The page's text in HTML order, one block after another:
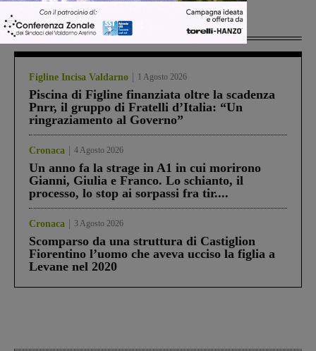
Più lette
Figline Incisa Valdarno 1 Agosto 2026
Piscina di Figline finanziata oltre la scadenza
Pnrr, il gruppo di Fratelli d’Italia: “Un
ringraziamento al Governo”
Cronaca 4 Agosto 2026
Un anno fa la strage in A1 in cui morirono
Gianni, Giulia e Franco. Lo schianto, il
processo, lo stop ai sorpassi fra tir....
Cronaca 3 Agosto 2026
Scomparso da una struttura di Castiglion
Fiorentino l’uomo che aveva ucciso la figlia a
Levane nel 2020